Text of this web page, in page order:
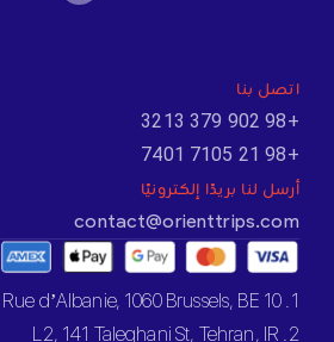
اتصل بنا
+98 902 379 3213
+98 21 7105 7401
أرسل لنا بريدًا إلكترونيًا
contact@orienttrips.com
1. 10 Rue d’Albanie, 1060 Brussels, BE
2. L2, 141 Taleghani St, Tehran, IR